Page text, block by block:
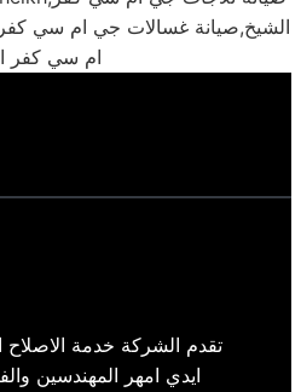
الشيخ,صيانة غسالات جي ام سي
ام سي كفر
تقدم الشركة خدمة
ايدي امهر المهندسين